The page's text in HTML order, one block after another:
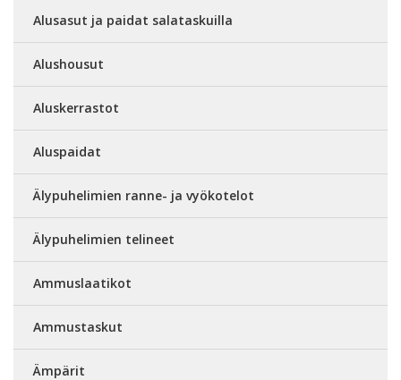
Alusasut ja paidat salataskuilla
Alushousut
Aluskerrastot
Aluspaidat
Älypuhelimien ranne- ja vyökotelot
Älypuhelimien telineet
Ammuslaatikot
Ammustaskut
Ämpärit